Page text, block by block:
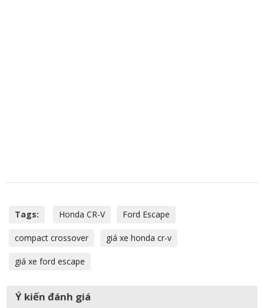
Tags: Honda CR-V Ford Escape
compact crossover giá xe honda cr-v
giá xe ford escape
Ý kiến đánh giá